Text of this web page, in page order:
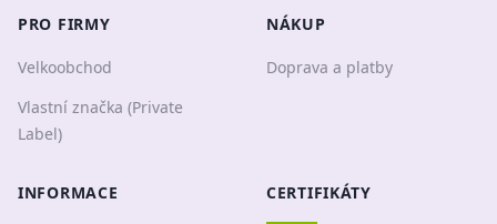
PRO FIRMY
Velkoobchod
Vlastní značka (Private
Label)
NÁKUP
Doprava a platby
INFORMACE CERTIFIKÁTY